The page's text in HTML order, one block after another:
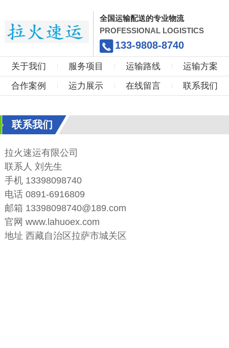
全国运输配送的专业物流
PROFESSIONAL LOGISTICS
133-9808-8740
关于我们 服务项目 运输路线 运输方案
合作案例 运力展示 在线留言 联系我们
联系我们
拉火速运有限公司
联系人 刘先生
手机 13398098740
电话 0891-6916809
邮箱 13398098740@189.com
官网 www.lahuoex.com
地址 西藏自治区拉萨市城关区